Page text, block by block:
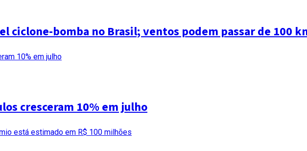
ciclone-bomba no Brasil; ventos podem passar de 100
cresceram 10% em julho